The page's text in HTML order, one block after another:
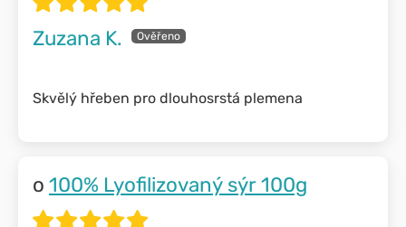
Zuzana K.
Skvělý hřeben pro dlouhosrstá plemena
100% Lyofilizovaný sýr 100g